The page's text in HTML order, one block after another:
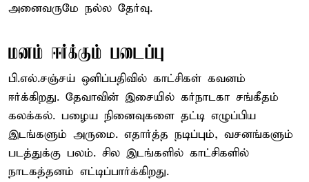
அனைவருமே நல்ல தேர்வு.
மனம் ஈர்க்கும் படைப்பு
பி.எல்.சஞ்சய் ஒளிப்பதிவில் காட்சிகள் கவனம்
ஈர்க்கிறது. தேவாவின் இசையில் கர்நாடகா சங்கீதம்
கலக்கல். பழைய நினைவுகளை தட்டி எழுப்பிய
இடங்களும் அருமை. எதார்த்த நடிப்பும், வசனங்களும்
படத்துக்கு பலம். சில இடங்களில் காட்சிகளில்
நாடகத்தனம் எட்டிப்பார்க்கிறது.